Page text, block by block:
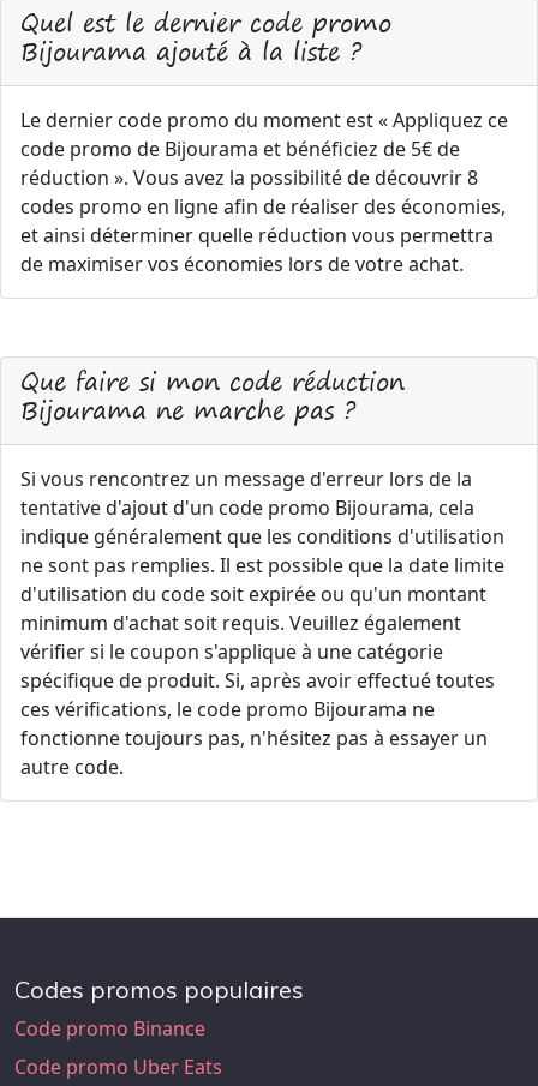
Quel est le dernier code promo
Bijourama ajouté à la liste ?
Le dernier code promo du moment est « Appliquez ce
code promo de Bijourama et bénéficiez de 5€ de
réduction ». Vous avez la possibilité de découvrir 8
codes promo en ligne afin de réaliser des économies,
et ainsi déterminer quelle réduction vous permettra
de maximiser vos économies lors de votre achat.
Que faire si mon code réduction
Bijourama ne marche pas ?
Si vous rencontrez un message d'erreur lors de la
tentative d'ajout d'un code promo Bijourama, cela
indique généralement que les conditions d'utilisation
ne sont pas remplies. Il est possible que la date limite
d'utilisation du code soit expirée ou qu'un montant
minimum d'achat soit requis. Veuillez également
vérifier si le coupon s'applique à une catégorie
spécifique de produit. Si, après avoir effectué toutes
ces vérifications, le code promo Bijourama ne
fonctionne toujours pas, n'hésitez pas à essayer un
autre code.
Codes promos populaires
Code promo Binance
Code promo Uber Eats